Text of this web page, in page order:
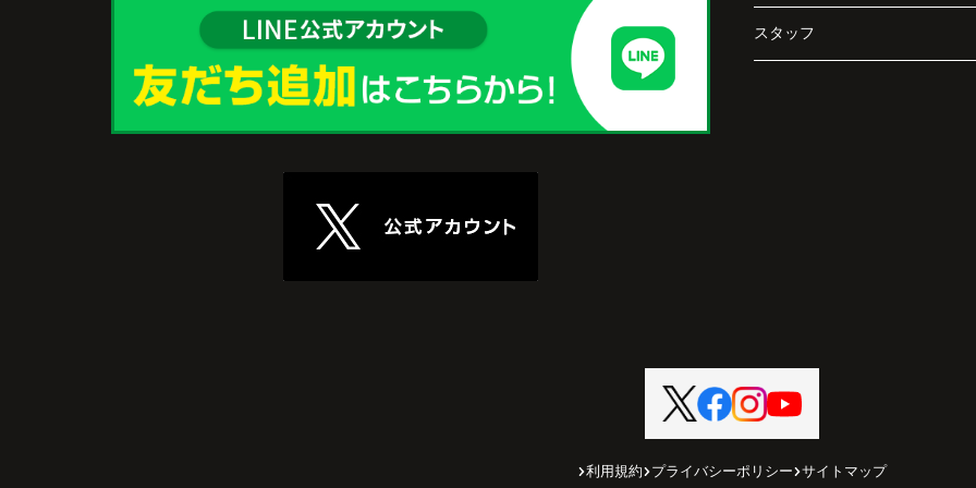
ね。」
住み替え後は掃除の時間も短くなり、夫婦で外
これからの暮らしを前向きに考えられるように
長年守ってきた資産を安心して引き継ぐことが
でき、家族全員が納得できる売却となりまし
た。
スタッフ
利用規約 プライバシーポリシー サイトマップ